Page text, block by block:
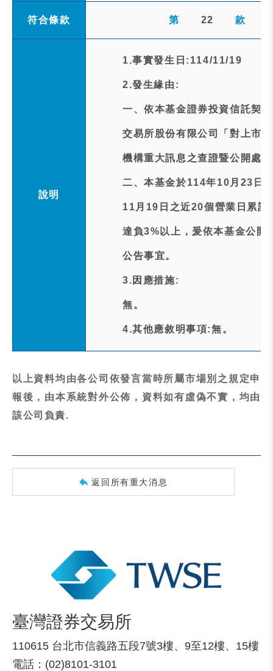
符合條款 第 22 款
說明
1.事實發生日:114/11/19
2.發生緣由:
一、依本基金證券投資信託契
交易所股份有限公司「對上市
機構重大訊息之查證暨公開處
二、本基金於114年10月23日
11月19日之近20個營業日累
達負3%以上，爰依本基金公開
公告事宜。
3.因應措施:
無。
4.其他應敘明事項:無。
以上資料均由各公司依發言當時所屬市場別之規定申
報後，由本系統對外公佈，資料如有虛偽不實，均由
該公司負責.
返回所有重大消息
臺灣證券交易所
110615 台北市信義路五段7號3樓、9至12樓、15樓
電話：(02)8101-3101